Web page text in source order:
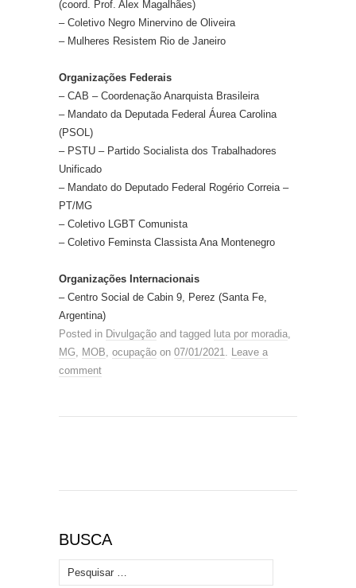
(coord. Prof. Alex Magalhães)
– Coletivo Negro Minervino de Oliveira
– Mulheres Resistem Rio de Janeiro
Organizações Federais
– CAB – Coordenação Anarquista Brasileira
– Mandato da Deputada Federal Áurea Carolina
(PSOL)
– PSTU – Partido Socialista dos Trabalhadores
Unificado
– Mandato do Deputado Federal Rogério Correia –
PT/MG
– Coletivo LGBT Comunista
– Coletivo Feminsta Classista Ana Montenegro
Organizações Internacionais
– Centro Social de Cabin 9, Perez (Santa Fe,
Argentina)
Posted in Divulgação and tagged luta por moradia,
MG, MOB, ocupação on 07/01/2021. Leave a
comment
BUSCA
Pesquisar por: